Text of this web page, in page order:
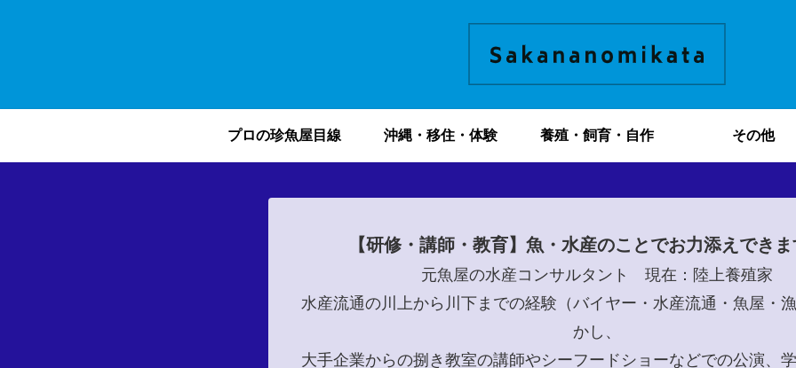
プロの珍魚屋目線 沖縄・移住・体験 養殖・飼育・自作 その他
【研修・講師・教育】魚・水産のことでお力添えでき
元魚屋の水産コンサルタント 現在：陸上養殖家
水産流通の川上から川下までの経験（バイヤー・水産流通・魚屋・
かし、
大手企業からの捌き教室の講師やシーフードショーなどでの公演、